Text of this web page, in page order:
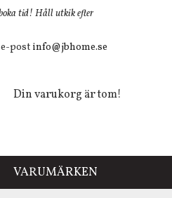
tid! Håll utkik efter
post info@jbhome.se
Din varukorg är tom!
VARUMÄRKEN